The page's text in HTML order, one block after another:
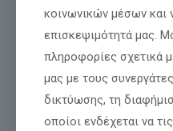
Στο έργο έχουν
αναβαθμίζουν ουσιαστικά
ενδοδαπέδια θέρμανση με
ομοιόμορφη και αποδοτική
smart home συστήματα KNX
και δυνατότητα
λειτουργία της κατοικίας
κοινωνικών μέσων και
επισκεψιμότητά μας.
πληροφορίες σχετικά
μας με τους
δικτύωσης, τη
οποίοι ενδέχεται να